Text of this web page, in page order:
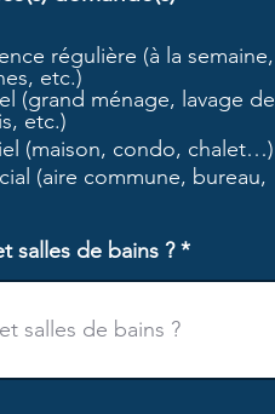
i
a
o
i
régulière (à la semaine,
etc.)
(grand ménage, lavage de
etc.)
(maison, condo, chalet…)
(aire commune, bureau,
salles de bains ?